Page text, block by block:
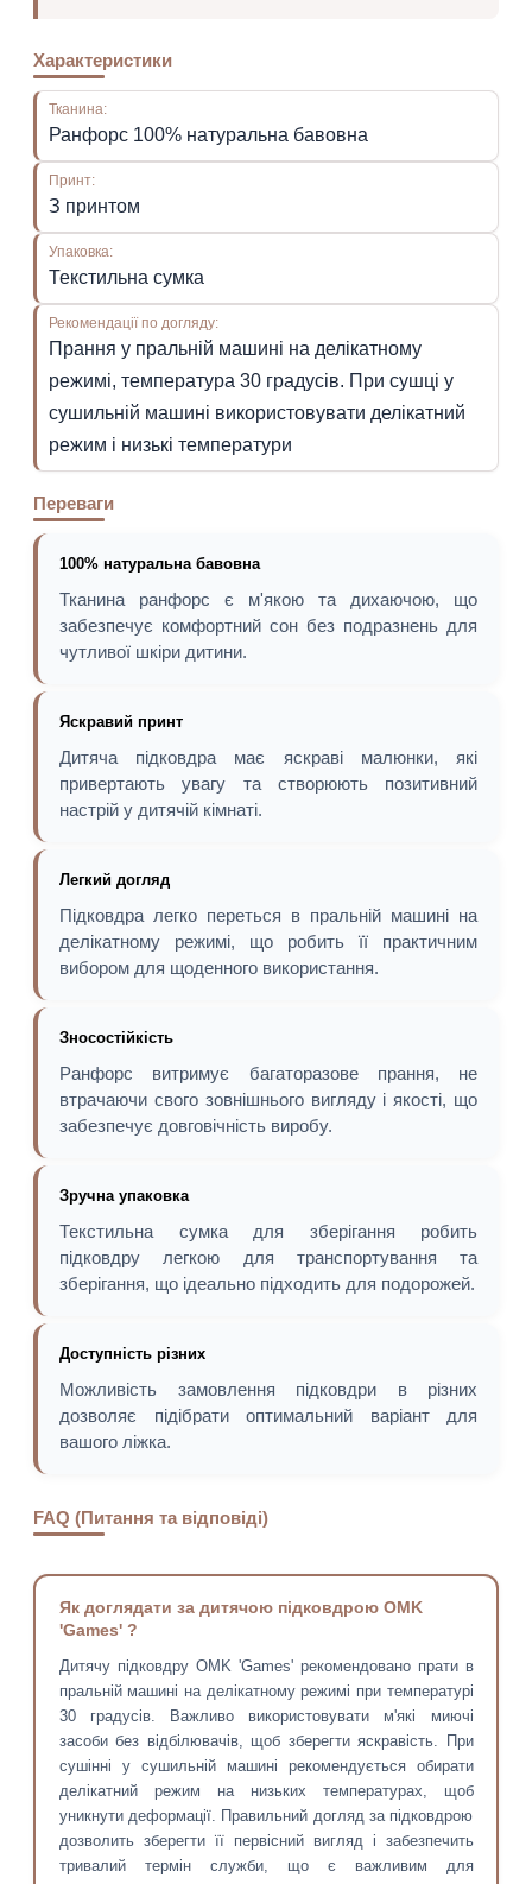
Характеристики
Тканина:
Ранфорс 100% натуральна бавовна
Принт:
З принтом
Упаковка:
Текстильна сумка
Рекомендації по догляду:
Прання у пральній машині на делікатному
режимі, температура 30 градусів. При сушці у
сушильній машині використовувати делікатний
режим і низькі температури
Переваги
100% натуральна бавовна
Тканина ранфорс є м'якою та дихаючою, що
забезпечує комфортний сон без подразнень для
чутливої шкіри дитини.
Яскравий принт
Дитяча підковдра має яскраві малюнки, які
привертають увагу та створюють позитивний
настрій у дитячій кімнаті.
Легкий догляд
Підковдра легко переться в пральній машині на
делікатному режимі, що робить її практичним
вибором для щоденного використання.
Зносостійкість
Ранфорс витримує багаторазове прання, не
втрачаючи свого зовнішнього вигляду і якості, що
забезпечує довговічність виробу.
Зручна упаковка
Текстильна сумка для зберігання робить
підковдру легкою для транспортування та
зберігання, що ідеально підходить для подорожей.
Доступність різних
Можливість замовлення підковдри в різних
дозволяє підібрати оптимальний варіант для
вашого ліжка.
FAQ (Питання та відповіді)
Як доглядати за дитячою підковдрою OMK
'Games' ?
Дитячу підковдру OMK 'Games' рекомендовано прати в
пральній машині на делікатному режимі при температурі
30 градусів. Важливо використовувати м'які миючі
засоби без відбілювачів, щоб зберегти яскравість. При
сушінні у сушильній машині рекомендується обирати
делікатний режим на низьких температурах, щоб
уникнути деформації. Правильний догляд за підковдрою
дозволить зберегти її первісний вигляд і забезпечить
тривалий термін служби, що є важливим для